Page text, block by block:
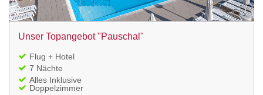
Unser Topangebot "Pauschal"
Flug + Hotel
7 Nächte
Alles Inklusive
Doppelzimmer